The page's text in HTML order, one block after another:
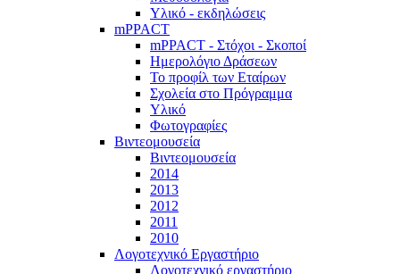
Υλικό - εκδηλώσεις
mPPACT
mPPACT - Στόχοι - Σκοποί
Ημερολόγιο Δράσεων
Το προφίλ των Εταίρων
Σχολεία στο Πρόγραμμα
Υλικό
Φωτογραφίες
Βιντεομουσεία
Βιντεομουσεία
2014
2013
2012
2011
2010
Λογοτεχνικό Εργαστήριο
Λογοτεχνικό εργαστήριο